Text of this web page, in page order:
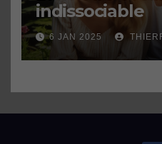
indissociable
6 JAN 2025